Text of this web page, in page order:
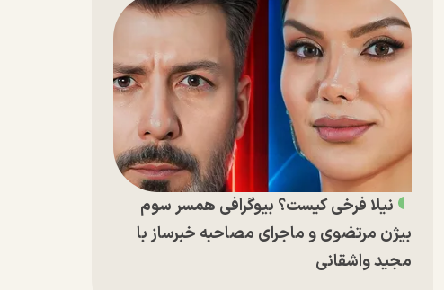
نیلا فرخی کیست؟ بیوگرافی همسر سوم
بیژن مرتضوی و ماجرای مصاحبه خبرساز با
مجید واشقانی